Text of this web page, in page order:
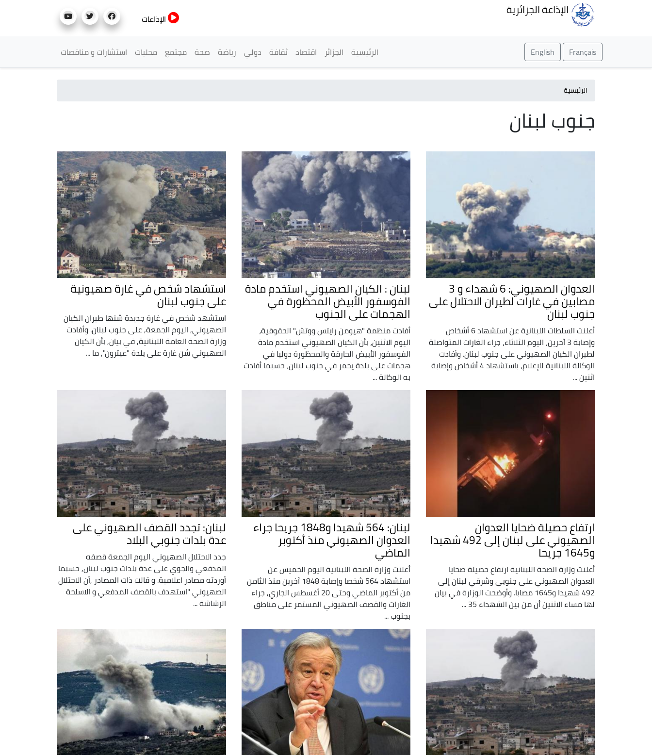
الإذاعة الجزائرية
الإذاعات
Français
English القائمة الرئيسية
الرئيسية الجزائر اقتصاد ثقافة دولي رياضة صحة مجتمع محليات استشارات و مناقصات
الرئيسية
جنوب لبنان
العدوان الصهيوني: 6 شهداء و 3
مصابين في غارات لطيران الاحتلال على
جنوب لبنان
أعلنت السلطات اللبنانية عن استشهاد 6 أشخاص
وإصابة 3 آخرين، اليوم الثلاثاء، جراء الغارات المتواصلة
لطيران الكيان الصهيوني على جنوب لبنان. وأفادت
الوكالة اللبنانية للإعلام، باستشهاد 4 أشخاص وإصابة
اثنين ...
لبنان : الكيان الصهيوني استخدم مادة
الفوسفور الأبيض المحظورة في
الهجمات على الجنوب
أفادت منظمة "هيومن رايتس ووتش" الحقوقية،
اليوم الاثنين، بأن الكيان الصهيوني استخدم مادة
الفوسفور الأبيض الحارقة والمحظورة دوليا في
هجمات على بلدة يحمر في جنوب لبنان، حسبما أفادت
به الوكالة ...
استشهاد شخص في غارة صهيونية
على جنوب لبنان
استشهد شخص في غارة جديدة شنها طيران الكيان
الصهيوني, اليوم الجمعة, على جنوب لبنان. وأفادت
وزارة الصحة العامة اللبنانية, في بيان, بأن الكيان
الصهيوني شن غارة على بلدة "عيترون", ما ...
ارتفاع حصيلة ضحايا العدوان
الصهيوني على لبنان إلى 492 شهيدا
و1645 جريحا
أعلنت وزارة الصحة اللبنانية ارتفاع حصيلة ضحايا
العدوان الصهيوني على جنوبي وشرقي لبنان إلى
492 شهيدا و1645 مصابا. وأوضحت الوزارة في بيان
لها مساء الاثنين أن من بين الشهداء 35 ...
لبنان: 564 شهيدا و1848 جريحا جراء
العدوان الصهيوني منذ أكتوبر
الماضي
أعلنت وزارة الصحة اللبنانية اليوم الخميس عن
استشهاد 564 شخصا وإصابة 1848 آخرين منذ الثامن
من أكتوبر الماضي وحتى 20 أغسطس الجاري, جراء
الغارات والقصف الصهيوني المستمر على مناطق
بجنوب ...
لبنان: تجدد القصف الصهيوني على
عدة بلدات جنوبي البلاد
جدد الاحتلال الصهيوني اليوم الجمعة قصفه
المدفعي والجوي على عدة بلدات جنوب لبنان, حسبما
أوردته مصادر اعلامية. و قالت ذات المصادر ,أن الاحتلال
الصهيوني "استهدف بالقصف المدفعي و الاسلحة
الرشاشة ...